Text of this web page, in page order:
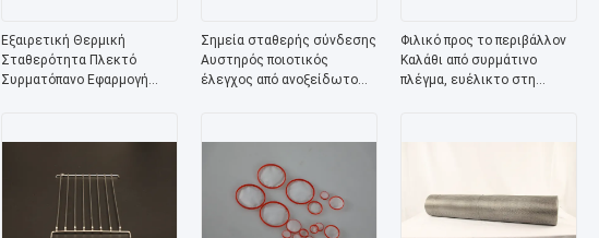
Εξαιρετική Θερμική
Σταθερότητα Πλεκτό
Συρματόπανο Εφαρμογή
Σημεία σταθερής σύνδεσης
Αυστηρός ποιοτικός
έλεγχος από ανοξείδωτο
Φιλικό προς το περιβάλλον
Καλάθι από συρμάτινο
πλέγμα, ευέλικτο στη